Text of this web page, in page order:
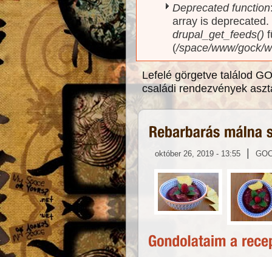
Deprecated function
array is
drupal_get_feeds()
(/space/www/gock/
Lefelé görgetve találod
családi rendezvények
október 26, 2019 - 13:55 |